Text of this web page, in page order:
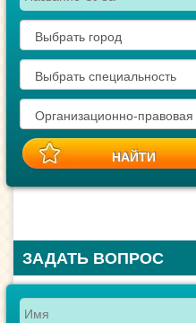
ЗАДАТЬ ВОПРОС